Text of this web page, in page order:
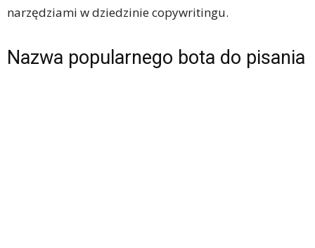
narzędziami w dziedzinie copywritingu.
Nazwa popularnego bota do pisania